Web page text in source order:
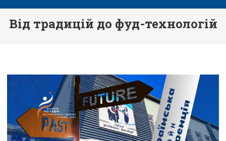
Від традицій до фуд-технологій